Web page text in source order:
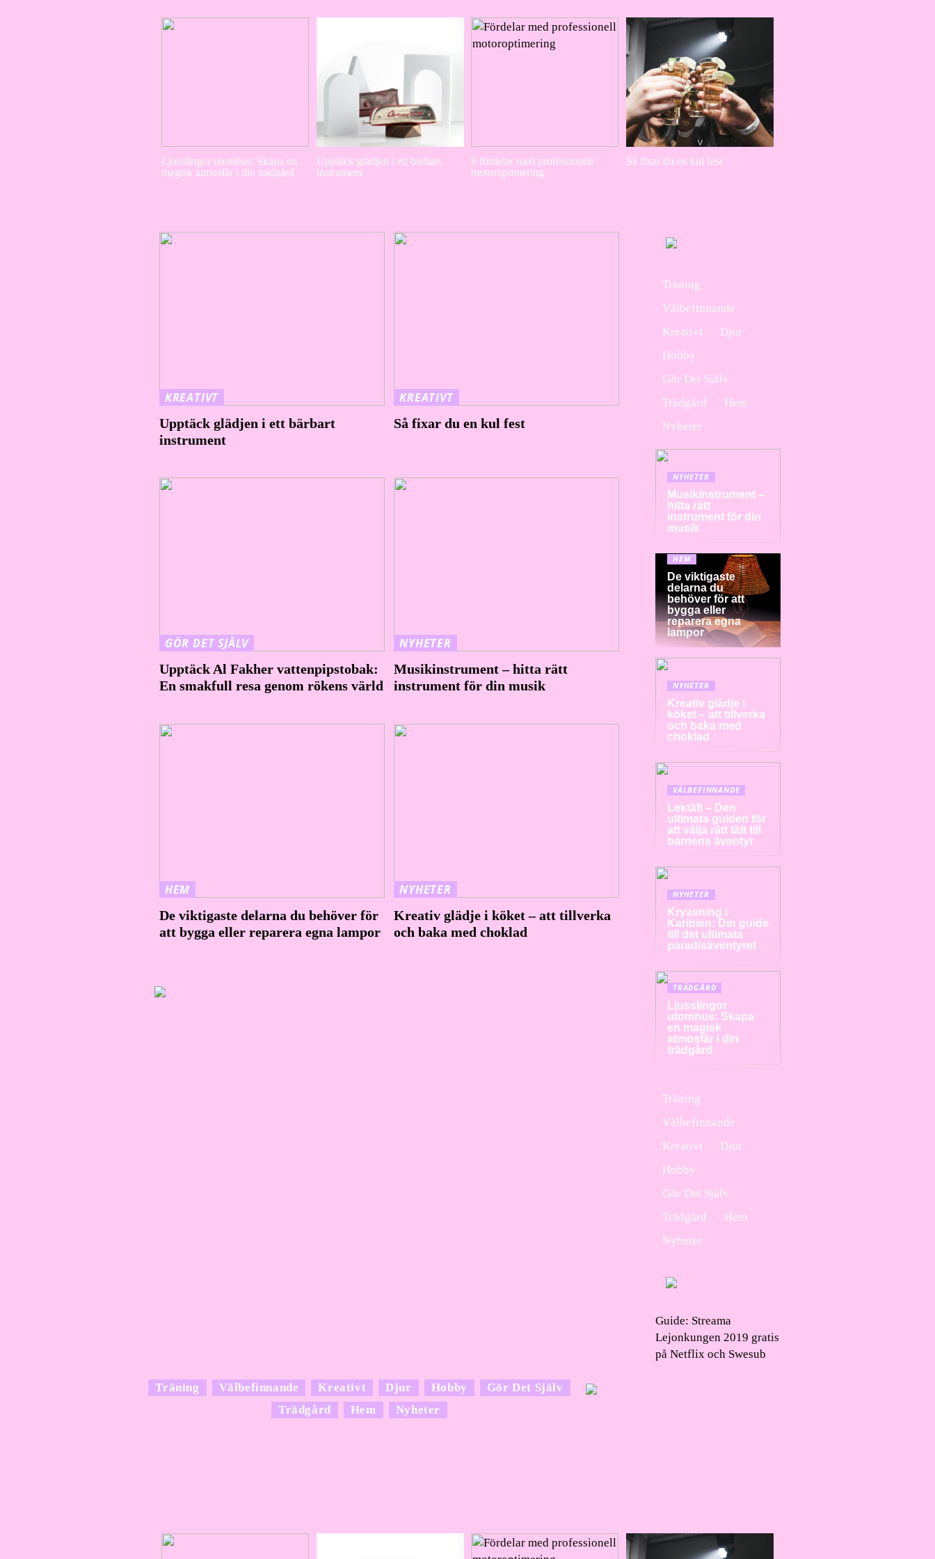
Ljusslingor utomhus: Skapa en
magisk atmosfär i din trädgård
Upptäck glädjen i ett bärbart
instrument
8 fördelar med professionell
motoroptimering
Så fixar du en kul fest
KREATIVT
Upptäck glädjen i ett bärbart
instrument
KREATIVT
Så fixar du en kul fest
GÖR DET SJÄLV
Upptäck Al Fakher vattenpipstobak:
En smakfull resa genom rökens värld
NYHETER
Musikinstrument – hitta rätt
instrument för din musik
HEM
De viktigaste delarna du behöver för
att bygga eller reparera egna lampor
NYHETER
Kreativ glädje i köket – att tillverka
och baka med choklad
Träning
Välbefinnande
Kreativt
Djur
Hobby
Gör Det Själv
Trädgård
Hem
Nyheter
NYHETER
Musikinstrument –
hitta rätt
instrument för din
musik
HEM
De viktigaste
delarna du
behöver för att
bygga eller
reparera egna
lampor
NYHETER
Kreativ glädje i
köket – att tillverka
och baka med
choklad
VÄLBEFINNANDE
Lektält – Den
ultimata guiden för
att välja rätt tält till
barnens äventyr
NYHETER
Kryssning i
Karibien: Din guide
till det ultimata
paradisäventyret
TRÄDGÅRD
Ljusslingor
utomhus: Skapa
en magisk
atmosfär i din
trädgård
Träning
Välbefinnande
Kreativt
Djur
Hobby
Gör Det Själv
Trädgård
Hem
Nyheter
Guide: Streama
Lejonkungen 2019 gratis
på Netflix och Swesub
Träning Välbefinnande Kreativt Djur Hobby
Gör Det Själv
Trädgård
Hem Nyheter